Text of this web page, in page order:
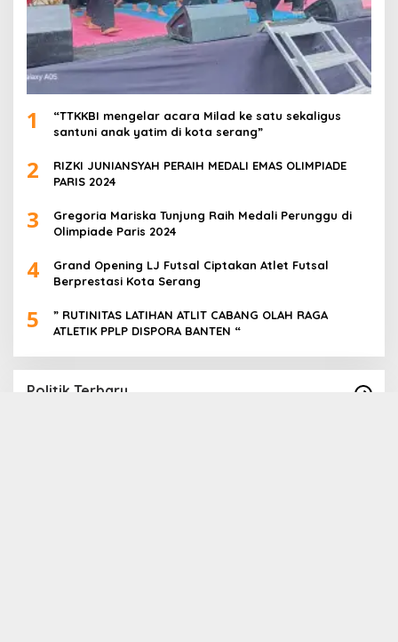
1
“TTKKBI mengelar acara Milad ke satu sekaligus
santuni anak yatim di kota serang”
2
RIZKI JUNIANSYAH PERAIH MEDALI EMAS OLIMPIADE
PARIS 2024
3
Gregoria Mariska Tunjung Raih Medali Perunggu di
Olimpiade Paris 2024
4
Grand Opening LJ Futsal Ciptakan Atlet Futsal
Berprestasi Kota Serang
5
” RUTINITAS LATIHAN ATLIT CABANG OLAH RAGA
ATLETIK PPLP DISPORA BANTEN “
Politik Terbaru